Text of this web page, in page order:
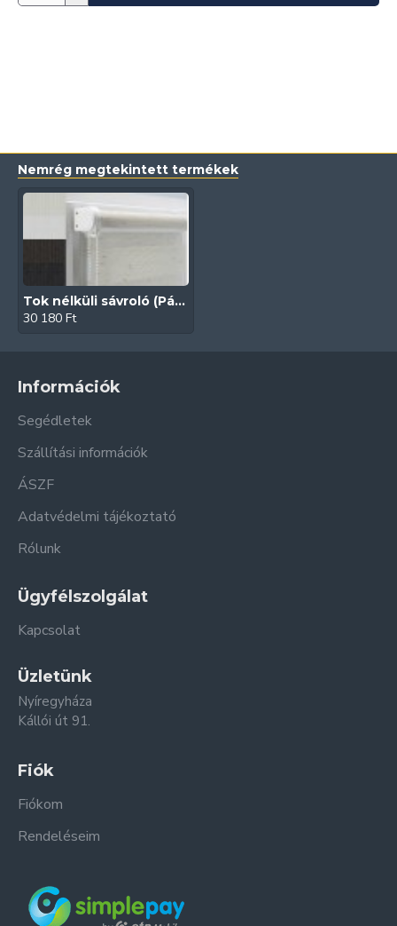
Nemrég megtekintett termékek
Tok nélküli sávroló (Páva)
30 180 Ft
Információk
Segédletek
Szállítási információk
ÁSZF
Adatvédelmi tájékoztató
Rólunk
Ügyfélszolgálat
Kapcsolat
Üzletünk
Nyíregyháza
Kállói út 91.
Fiók
Fiókom
Rendeléseim